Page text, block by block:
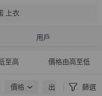
上衣
用戶
至高 價格由高至低
價格 出貨地點 篩選